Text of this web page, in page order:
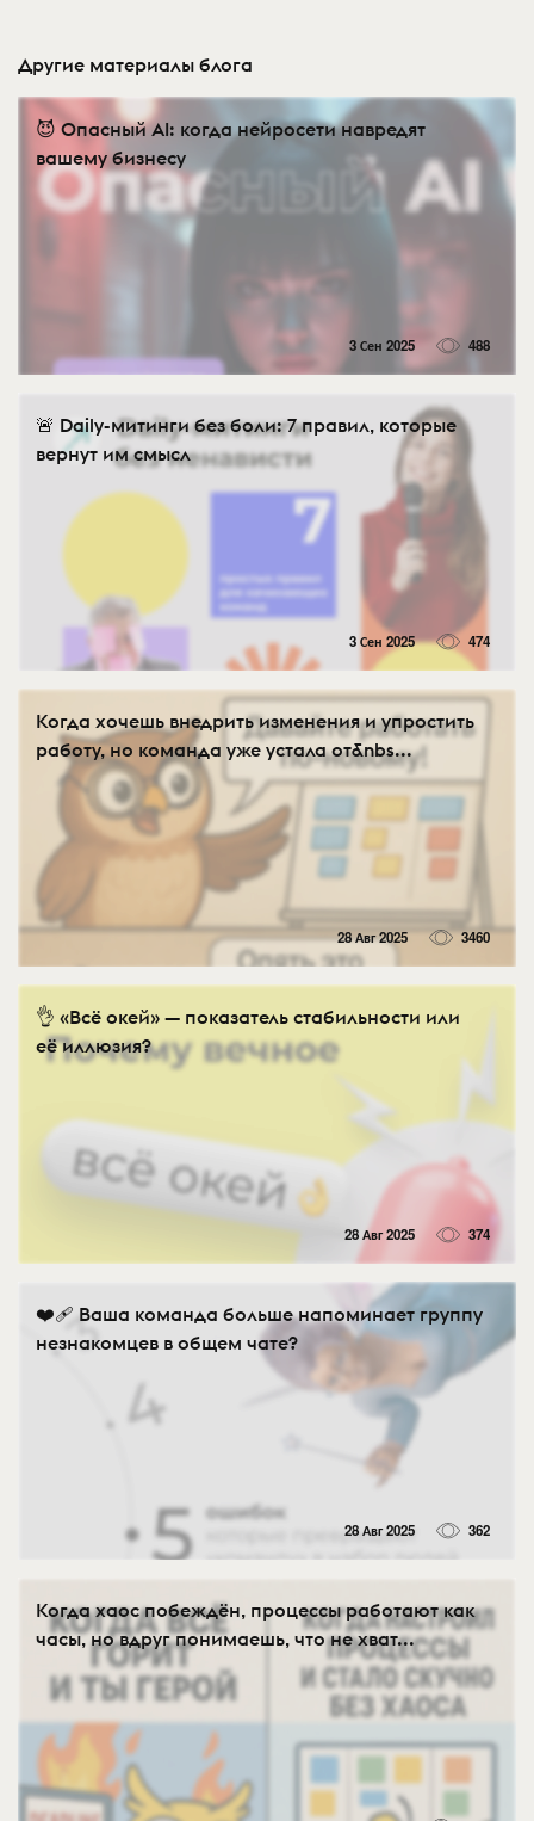
Другие материалы блога
😈 Опасный AI: когда нейросети навредят
вашему бизнесу
3 Сен 2025 488
🚨 Daily-митинги без боли: 7 правил, которые
вернут им смысл
3 Сен 2025 474
Когда хочешь внедрить изменения и упростить
работу, но команда уже устала от&nbs...
28 Авг 2025 3460
👌 «Всё окей» — показатель стабильности или
её иллюзия?
28 Авг 2025 374
❤️‍🩹 Ваша команда больше напоминает группу
незнакомцев в общем чате?
28 Авг 2025 362
Когда хаос побеждён, процессы работают как
часы, но вдруг понимаешь, что не хват...